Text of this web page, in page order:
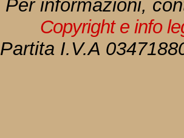
Per informazioni,
Copyright e info
Partita I.V.A